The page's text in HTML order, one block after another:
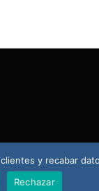
y recabar
Rechazar